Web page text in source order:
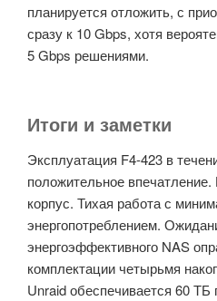
планируется отложить, с
сразу к 10 Gbps, хотя
5 Gbps решениями.
Итоги и заметки
Эксплуатация F4-423 в
положительное
корпус. Тихая работа с
энергопотреблением.
энергоэффективного NAS
комплектации четырьмя
Unraid обеспечивается 60 ТБ